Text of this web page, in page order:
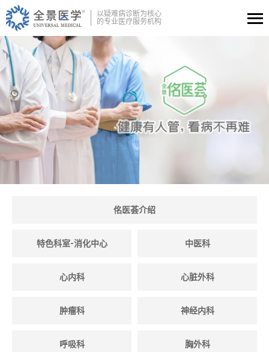
以疑难病诊断为核心
的专业医疗服务机构
佲医荟介绍
特色科室-消化中心 中医科
心内科 心脏外科
肿瘤科 神经内科
呼吸科 胸外科